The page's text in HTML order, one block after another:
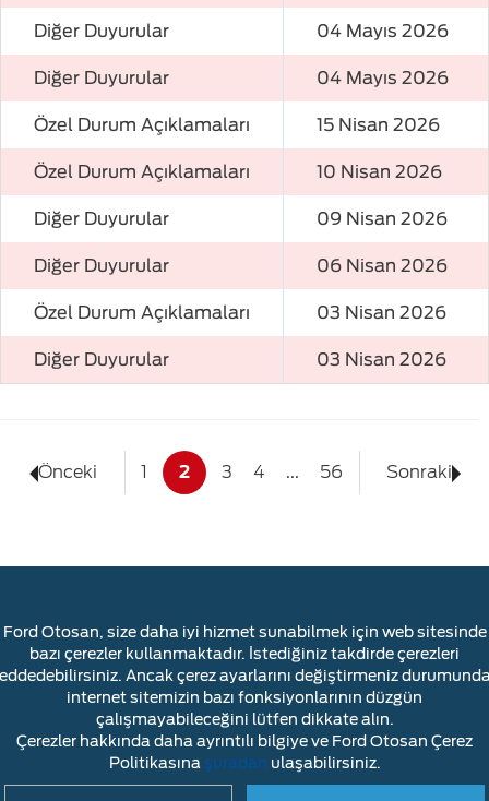
Diğer Duyurular 04 Mayıs 2026
Diğer Duyurular 04 Mayıs 2026
Özel Durum Açıklamaları 15 Nisan 2026
Özel Durum Açıklamaları 10 Nisan 2026
Diğer Duyurular 09 Nisan 2026
Diğer Duyurular 06 Nisan 2026
Özel Durum Açıklamaları 03 Nisan 2026
Diğer Duyurular 03 Nisan 2026
Önceki 1 2 3 4 ... 56 Sonraki
YASAL UYARI
ÇEREZLER HAKKINDA
BİLGİ TOPLUMU HİZMETLERİ
İLETİŞİM
Ford Otosan, size daha iyi hizmet sunabilmek için web sitesinde
bazı çerezler kullanmaktadır. İstediğiniz takdirde çerezleri
Ancak çerez ayarlarını değiştirmeniz
internet sitemizin bazı fonksiyonlarının düzgün
çalışmayabileceğini lütfen dikkate alın.
Çerezler hakkında daha ayrıntılı bilgiye ve Ford Otosan Çerez
Politikasına şuradan ulaşabilirsiniz.